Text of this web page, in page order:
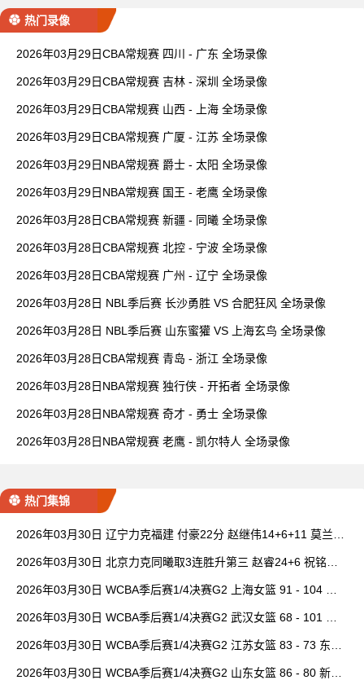
热门录像
2026年03月29日CBA常规赛 四川 - 广东 全场录像
2026年03月29日CBA常规赛 吉林 - 深圳 全场录像
2026年03月29日CBA常规赛 山西 - 上海 全场录像
2026年03月29日CBA常规赛 广厦 - 江苏 全场录像
2026年03月29日NBA常规赛 爵士 - 太阳 全场录像
2026年03月29日NBA常规赛 国王 - 老鹰 全场录像
2026年03月28日CBA常规赛 新疆 - 同曦 全场录像
2026年03月28日CBA常规赛 北控 - 宁波 全场录像
2026年03月28日CBA常规赛 广州 - 辽宁 全场录像
2026年03月28日 NBL季后赛 长沙勇胜 VS 合肥狂风 全场录像
2026年03月28日 NBL季后赛 山东蜜獾 VS 上海玄鸟 全场录像
2026年03月28日CBA常规赛 青岛 - 浙江 全场录像
2026年03月28日NBA常规赛 独行侠 - 开拓者 全场录像
2026年03月28日NBA常规赛 奇才 - 勇士 全场录像
2026年03月28日NBA常规赛 老鹰 - 凯尔特人 全场录像
热门集锦
2026年03月30日 辽宁力克福建 付豪22分 赵继伟14+6+11 莫兰德
2026年03月30日 北京力克同曦取3连胜升第三 赵睿24+6 祝铭震1
2026年03月30日 WCBA季后赛1/4决赛G2 上海女篮 91 - 104 四
2026年03月30日 WCBA季后赛1/4决赛G2 武汉女篮 68 - 101 山
2026年03月30日 WCBA季后赛1/4决赛G2 江苏女篮 83 - 73 东莞
2026年03月30日 WCBA季后赛1/4决赛G2 山东女篮 86 - 80 新疆